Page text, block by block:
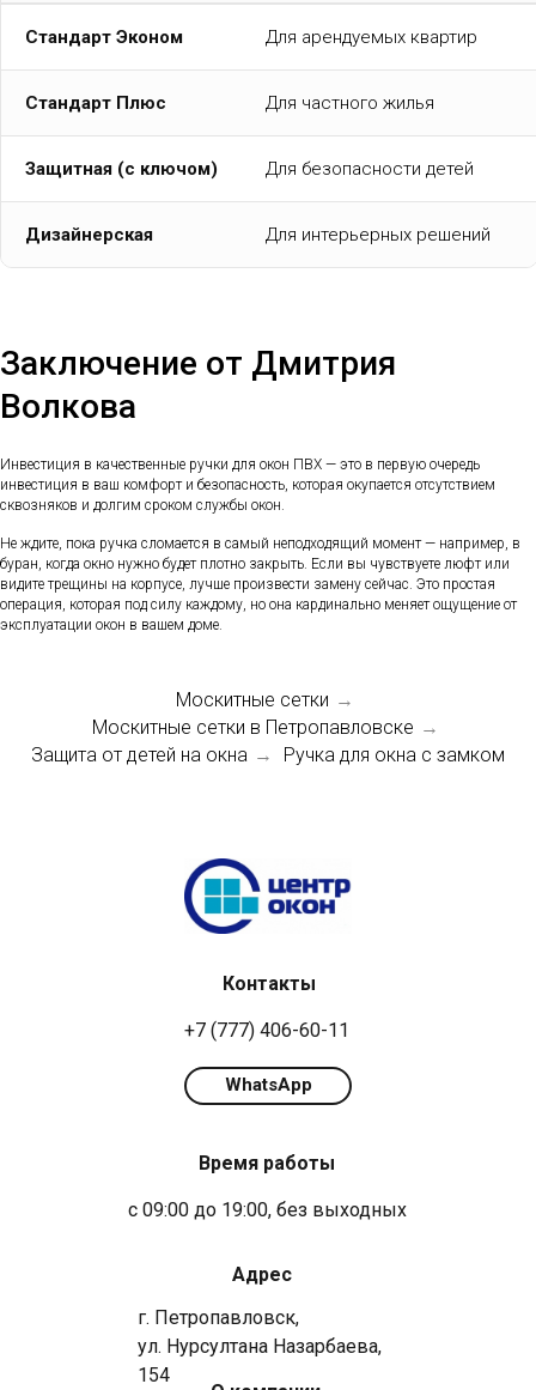
Стандарт Эконом Для арендуемых квартир
Стандарт Плюс Для частного жилья
Защитная (с ключом) Для безопасности детей
Дизайнерская Для интерьерных решений
Заключение от Дмитрия
Волкова
Инвестиция в качественные ручки для окон ПВХ — это в первую очередь
инвестиция в ваш комфорт и безопасность, которая окупается отсутствием
сквозняков и долгим сроком службы окон.
Не ждите, пока ручка сломается в самый неподходящий момент — например, в
буран, когда окно нужно будет плотно закрыть. Если вы чувствуете люфт или
видите трещины на корпусе, лучше произвести замену сейчас. Это простая
операция, которая под силу каждому, но она кардинально меняет ощущение от
эксплуатации окон в вашем доме.
Москитные сетки →
Москитные сетки в Петропавловске →
Защита от детей на окна → Ручка для окна с замком
+7 (777) 406-60-11
с 09:00 до 19:00, без выходных
г. Петропавловск,
ул. Нурсултана Назарбаева,
154
Адрес
Время работы
Контакты
WhatsApp